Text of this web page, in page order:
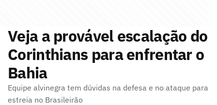
Veja a provável escalação do
Corinthians para enfrentar o
Bahia
Equipe alvinegra tem dúvidas na defesa e no ataque para
estreia no Brasileirão